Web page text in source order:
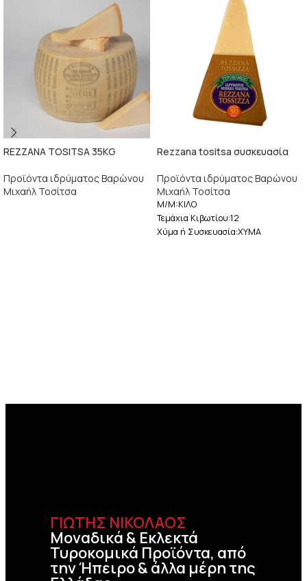
REZZANA TOSITSA 35KG
Προϊόντα ιδρύματος Βαρώνου
Μιχαήλ Τοσίτσα
Rezzana tositsa συσκευασία
Προϊόντα ιδρύματος Βαρώνου
Μιχαήλ Τοσίτσα
M/M:ΚΙΛΟ
Τεμάχια Κιβωτίου:12
Χύμα ή Συσκευασία:ΧΥΜΑ
ΓΙΩΤΗΣ ΝΙΚΟΛΑΟΣ
Μοναδικά & Εκλεκτά
Τυροκομικά Προϊόντα, από
την Ήπειρο & άλλα μέρη της